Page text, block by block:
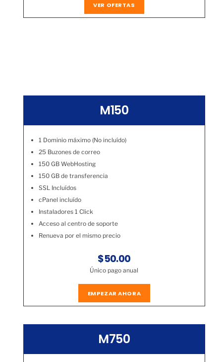
VER OFERTAS
M150
1 Dominio máximo (No incluído)
25 Buzones de correo
150 GB WebHosting
150 GB de transferencia
SSL Incluídos
cPanel incluído
Instaladores 1 Click
Acceso al centro de soporte
Renueva por el mismo precio
$50.00
Único pago anual
EMPEZAR AHORA
M750